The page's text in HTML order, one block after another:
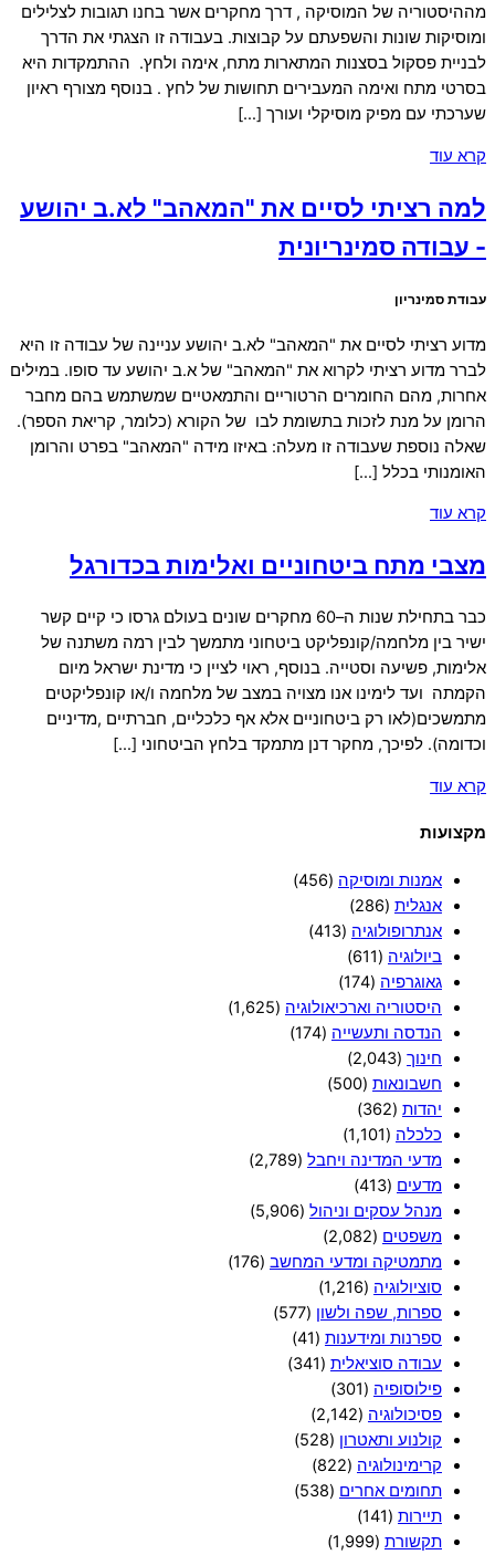
מההיסטוריה של המוסיקה , דרך מחקרים אשר בחנו תגובות לצלילים
ומוסיקות שונות והשפעתם על קבוצות. בעבודה זו הצגתי את הדרך
לבניית פסקול בסצנות המתארות מתח, אימה ולחץ. ההתמקדות היא
בסרטי מתח ואימה המעבירים תחושות של לחץ . בנוסף מצורף ראיון
שערכתי עם מפיק מוסיקלי ועורך […]
קרא עוד
למה רציתי לסיים את "המאהב" לא.ב יהושע
- עבודה סמינריונית
עבודת סמינריון
מדוע רציתי לסיים את "המאהב" לא.ב יהושע עניינה של עבודה זו היא
לברר מדוע רציתי לקרוא את "המאהב" של א.ב יהושע עד סופו. במילים
אחרות, מהם החומרים הרטוריים והתמאטיים שמשתמש בהם מחבר
הרומן על מנת לזכות בתשומת לבו של הקורא (כלומר, קריאת הספר).
שאלה נוספת שעבודה זו מעלה: באיזו מידה "המאהב" בפרט והרומן
האומנותי בכלל […]
קרא עוד
מצבי מתח ביטחוניים ואלימות בכדורגל
כבר בתחילת שנות ה–60 מחקרים שונים בעולם גרסו כי קיים קשר
ישיר בין מלחמה/קונפליקט ביטחוני מתמשך לבין רמה משתנה של
אלימות, פשיעה וסטייה. בנוסף, ראוי לציין כי מדינת ישראל מיום
הקמתה ועד לימינו אנו מצויה במצב של מלחמה ו/או קונפליקטים
מתמשכים(לאו רק ביטחוניים אלא אף כלכליים, חברתיים ,מדיניים
וכדומה). לפיכך, מחקר דנן מתמקד בלחץ הביטחוני […]
קרא עוד
מקצועות
אמנות ומוסיקה (456)
אנגלית (286)
אנתרופולוגיה (413)
ביולוגיה (611)
גאוגרפיה (174)
היסטוריה וארכיאולוגיה (1,625)
הנדסה ותעשייה (174)
חינוך (2,043)
חשבונאות (500)
יהדות (362)
כלכלה (1,101)
מדעי המדינה ויחבל (2,789)
מדעים (413)
מנהל עסקים וניהול (5,906)
משפטים (2,082)
מתמטיקה ומדעי המחשב (176)
סוציולוגיה (1,216)
ספרות, שפה ולשון (577)
ספרנות ומידענות (41)
עבודה סוציאלית (341)
פילוסופיה (301)
פסיכולוגיה (2,142)
קולנוע ותאטרון (528)
קרימינולוגיה (822)
תחומים אחרים (538)
תיירות (141)
תקשורת (1,999)